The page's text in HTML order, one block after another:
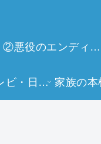
②悪役のエンディングは死のみ
映画・テレビ・日常生活